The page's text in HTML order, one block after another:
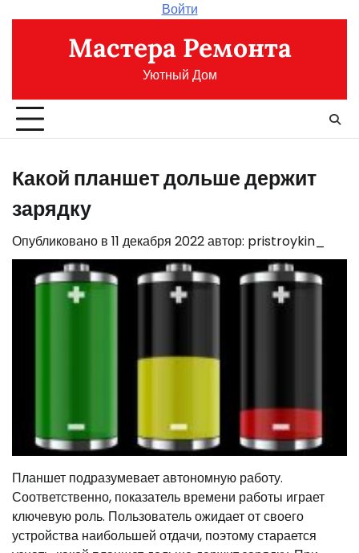
содержимому
Войти
Мастера Ремонта
Уютный Дом
Какой планшет дольше держит
зарядку
Опубликовано в 11 декабря 2022автор: pristroykin_
Планшет подразумевает автономную работу.
Соответственно, показатель времени работы играет
ключевую роль. Пользователь ожидает от своего
устройства наибольшей отдачи, поэтому старается